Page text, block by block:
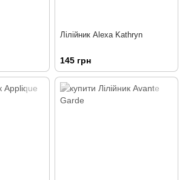
Лілійник Alexa Kathryn
145 грн